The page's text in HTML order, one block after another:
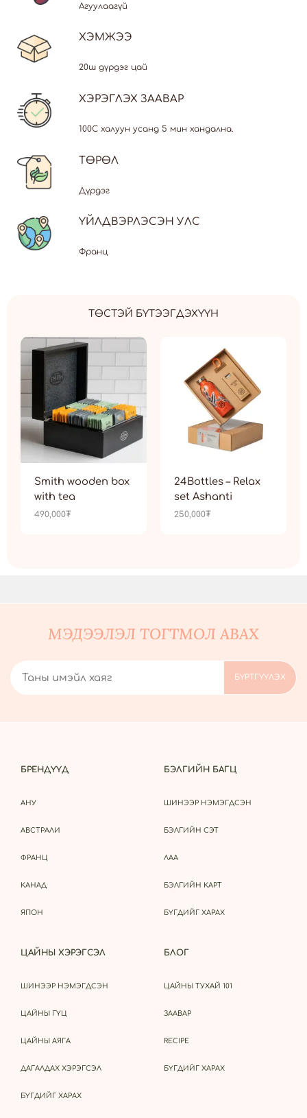
Агуулаагүй
ХЭМЖЭЭ
20ш дүрдэг цай
ХЭРЭГЛЭХ ЗААВАР
100С халуун усанд 5 мин хандална.
ТӨРӨЛ
Дүрдэг
ҮЙЛДВЭРЛЭСЭН УЛС
Франц
ТӨСТЭЙ БҮТЭЭГДЭХҮҮН
Smith wooden box
with tea
490,000₮
24Bottles – Relax
set Ashanti
250,000₮
МЭДЭЭЛЭЛ ТОГТМОЛ АВАХ
БРЕНДҮҮД
АНУ
АВСТРАЛИ
ФРАНЦ
КАНАД
ЯПОН
БЭЛГИЙН БАГЦ
ШИНЭЭР НЭМЭГДСЭН
БЭЛГИЙН СЭТ
ЛАА
БЭЛГИЙН КАРТ
БҮГДИЙГ ХАРАХ
ЦАЙНЫ ХЭРЭГСЭЛ
ШИНЭЭР НЭМЭГДСЭН
ЦАЙНЫ ГҮЦ
ЦАЙНЫ АЯГА
ДАГАЛДАХ ХЭРЭГСЭЛ
БҮГДИЙГ ХАРАХ
БЛОГ
ЦАЙНЫ ТУХАЙ 101
ЗААВАР
RECIPE
БҮГДИЙГ ХАРАХ